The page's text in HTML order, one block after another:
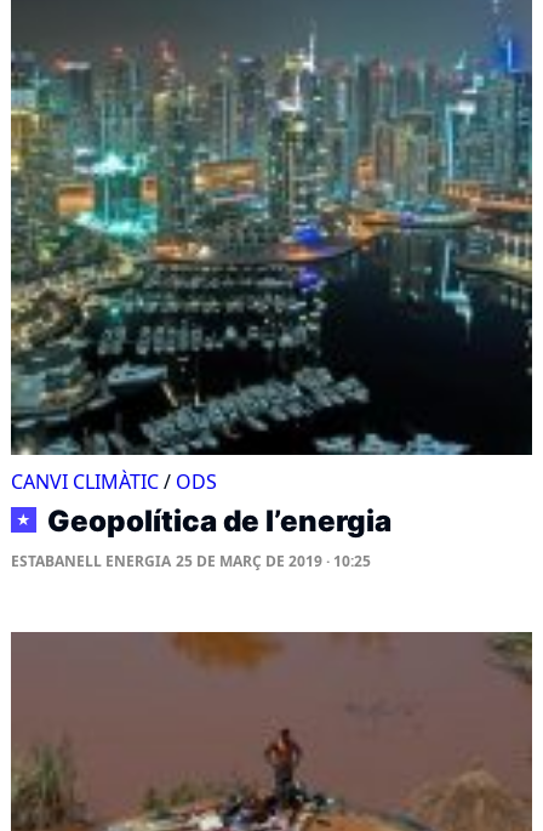
CANVI CLIMÀTIC/ ODS
★ Geopolítica de l’energia
ESTABANELL ENERGIA 25 DE MARÇ DE 2019 · 10:25